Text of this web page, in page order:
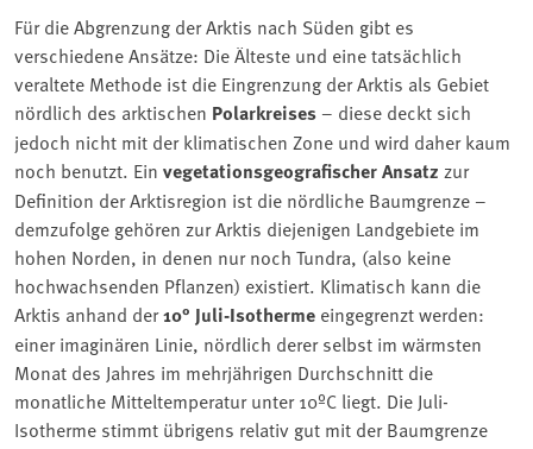
Für die Abgrenzung der Arktis nach Süden gibt es
verschiedene Ansätze: Die Älteste und eine tatsächlich
veraltete Methode ist die Eingrenzung der Arktis als Gebiet
nördlich des arktischen Polarkreises – diese deckt sich
jedoch nicht mit der klimatischen Zone und wird daher kaum
noch benutzt. Ein vegetationsgeografischer Ansatz zur
Definition der Arktisregion ist die nördliche Baumgrenze –
demzufolge gehören zur Arktis diejenigen Landgebiete im
hohen Norden, in denen nur noch Tundra, (also keine
hochwachsenden Pflanzen) existiert. Klimatisch kann die
Arktis anhand der10° Juli-Isotherme eingegrenzt werden:
einer imaginären Linie, nördlich derer selbst im wärmsten
Monat des Jahres im mehrjährigen Durchschnitt die
monatliche Mitteltemperatur unter 10ºC liegt. Die Juli-
Isotherme stimmt übrigens relativ gut mit der Baumgrenze